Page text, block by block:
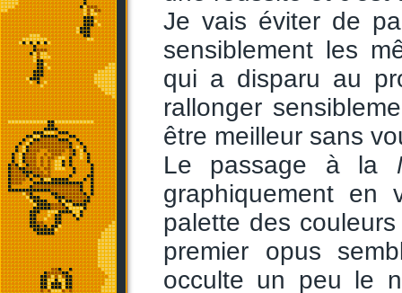
Je vais éviter de
sensiblement les
qui a disparu au
rallonger
être meilleur sans
Le passage à la
graphiquement en
palette des
premier opus
occulte un peu le